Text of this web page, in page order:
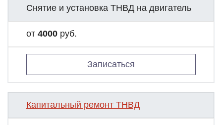
Снятие и установка ТНВД на двигатель
от 4000 руб.
Записаться
Капитальный ремонт ТНВД